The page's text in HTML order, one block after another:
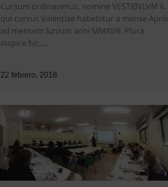
Cursum ordinavimus, nomine VESTIBVLVM II,
qui cursus Valentiae habebitur a mense Aprili
ad mensem Iunium anni MMXVIII. Plura
inspice hic....
22 febrero, 2018